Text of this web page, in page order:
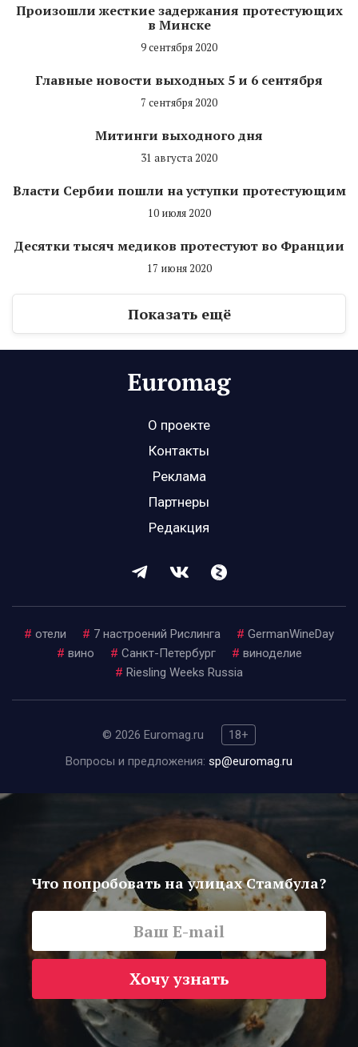
Произошли жесткие задержания протестующих
в Минске
9 сентября 2020
Главные новости выходных 5 и 6 сентября
7 сентября 2020
Митинги выходного дня
31 августа 2020
Власти Сербии пошли на уступки протестующим
10 июля 2020
Десятки тысяч медиков протестуют во Франции
17 июня 2020
Показать ещё
О проекте
Контакты
Реклама
Партнеры
Редакция
# отели # 7 настроений Рислинга # GermanWineDay
# вино # Санкт-Петербург # виноделие
# Riesling Weeks Russia
© 2026 Euromag.ru
18+
Вопросы и предложения: sp@euromag.ru
Что попробовать на улицах Стамбула?
Хочу узнать